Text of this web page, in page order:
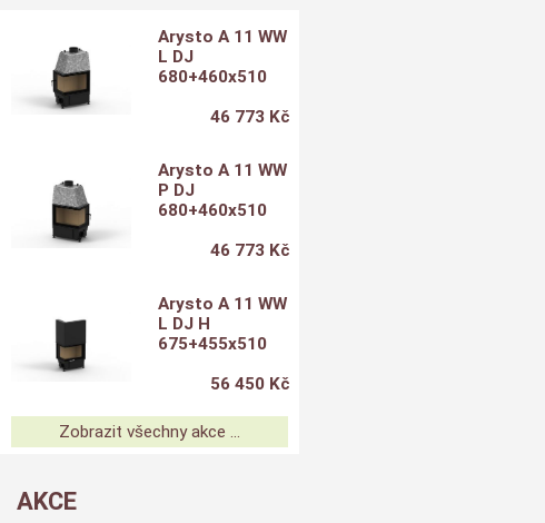
Arysto A 11 WW
L DJ
680+460x510
46 773 Kč
Arysto A 11 WW
P DJ
680+460x510
46 773 Kč
Arysto A 11 WW
L DJ H
675+455x510
56 450 Kč
Zobrazit všechny akce ...
AKCE